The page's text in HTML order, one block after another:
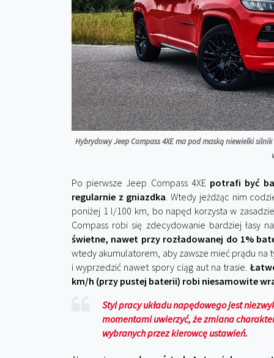
Hybrydowy Jeep Compass 4XE ma pod maską niewielki
Po pierwsze Jeep Compass 4XE potrafi być
regularnie z gniazdka. Wtedy jeżdżąc nim
poniżej 1 l/100 km, bo napęd korzysta w
Compass robi się zdecydowanie bardziej łasy
świetne, nawet przy rozładowanej do 1%
wtedy akumulatorem, aby zawsze mieć prądu na
i wyprzedzić nawet spory ciąg aut na trasie.
km/h (przy pustej baterii) robi niesamowite
Styl pracy układu napędowego jest
momentami uwierzyć, że zmiana
wybranych przez kierowcę ustawień.